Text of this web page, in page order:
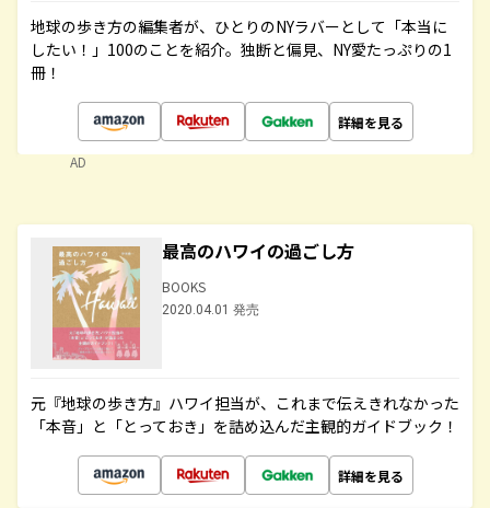
地球の歩き方の編集者が、ひとりのNYラバーとして「本当に
したい！」100のことを紹介。独断と偏見、NY愛たっぷりの1
冊！
詳細を見る
AD
最高のハワイの過ごし方
BOOKS
2020.04.01 発売
元『地球の歩き方』ハワイ担当が、これまで伝えきれなかった
「本音」と「とっておき」を詰め込んだ主観的ガイドブック！
詳細を見る